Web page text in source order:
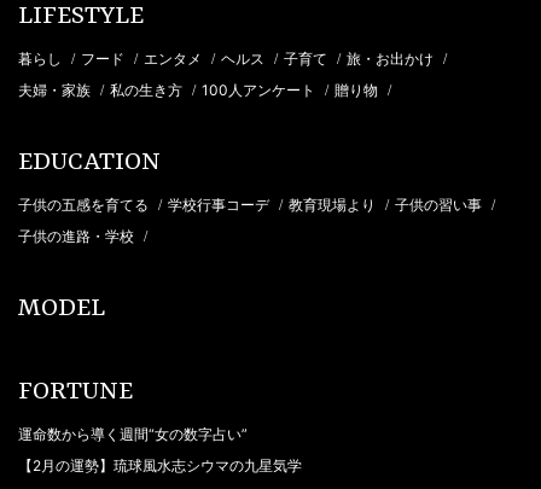
LIFESTYLE
暮らし / フード / エンタメ / ヘルス / 子育て / 旅・お出かけ /
夫婦・家族 / 私の生き方 / 100人アンケート / 贈り物 /
EDUCATION
子供の五感を育てる / 学校行事コーデ / 教育現場より / 子供の習い事 /
子供の進路・学校 /
MODEL
FORTUNE
運命数から導く週間“女の数字占い”
【2月の運勢】琉球風水志シウマの九星気学